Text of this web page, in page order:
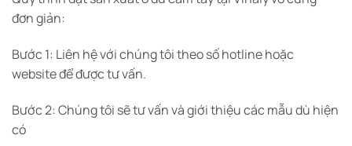
đơn giản:
Bước 1: Liên hệ với chúng tôi theo số hotline hoặc
website để được tư vấn.
Bước 2: Chúng tôi sẽ tư vấn và giới thiệu các mẫu dù hiện
có